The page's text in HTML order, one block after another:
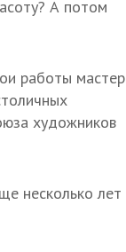
А потом
работы мастер
художников
несколько лет